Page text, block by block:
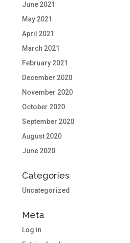
June 2021
May 2021
April 2021
March 2021
February 2021
December 2020
November 2020
October 2020
September 2020
August 2020
June 2020
Categories
Uncategorized
Meta
Log in